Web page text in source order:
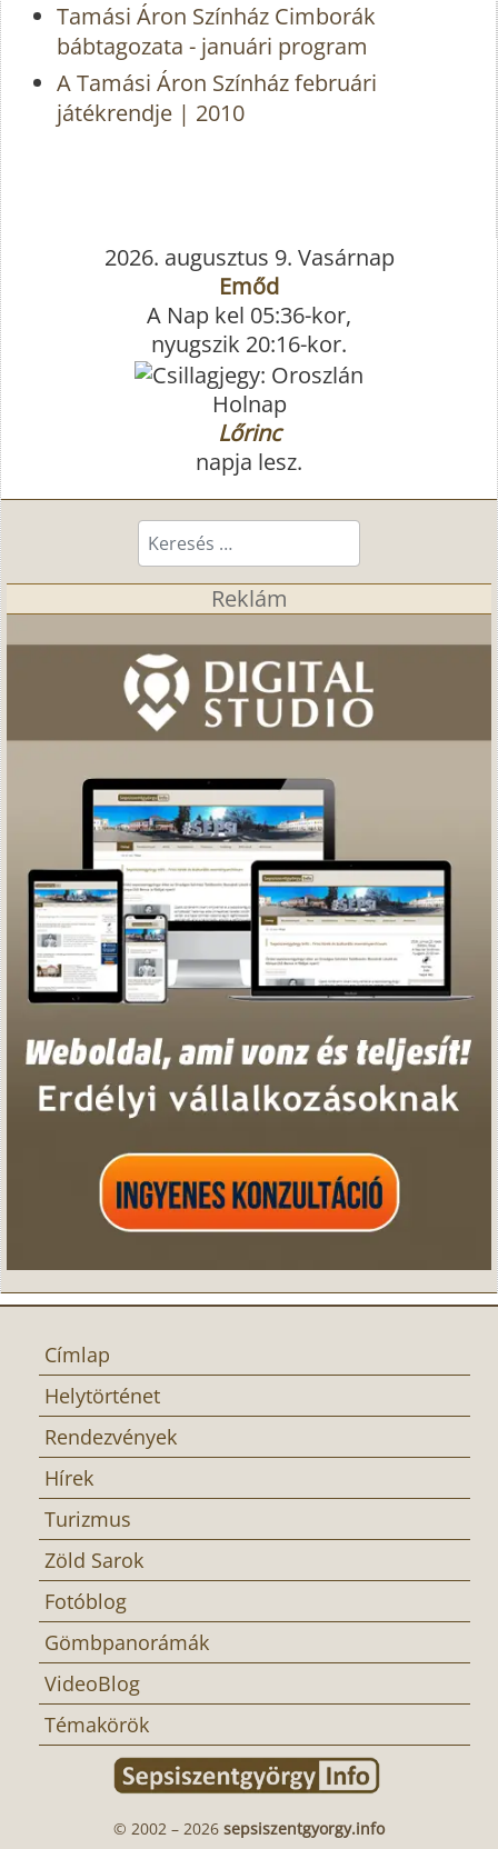
Tamási Áron Színház Cimborák
bábtagozata - januári program
A Tamási Áron Színház februári
játékrendje | 2010
2026. augusztus 9. Vasárnap
Emőd
A Nap kel 05:36-kor,
nyugszik 20:16-kor.
Holnap
Lőrinc
napja lesz.
Keresés...
Reklám
Címlap
Helytörténet
Rendezvények
Hírek
Turizmus
Zöld Sarok
Fotóblog
Gömbpanorámák
VideoBlog
Témakörök
© 2002 – 2026 sepsiszentgyorgy.info